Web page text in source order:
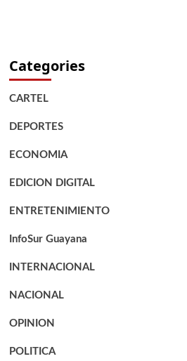
Categories
CARTEL
DEPORTES
ECONOMIA
EDICION DIGITAL
ENTRETENIMIENTO
InfoSur Guayana
INTERNACIONAL
NACIONAL
OPINION
POLITICA